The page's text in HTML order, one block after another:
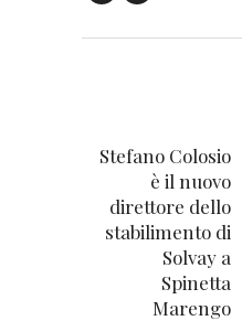
Stefano Colosio
è il nuovo
direttore dello
stabilimento di
Solvay a
Spinetta
Marengo